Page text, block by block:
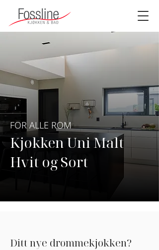
FOR ALLE ROM
Kjøkken Uni Malt
Hvit og Sort
Ditt nye drømmekjøkken?